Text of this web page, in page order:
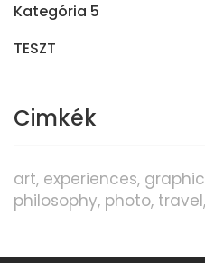
Kategória 5
TESZT
Cimkék
art experiences graphic
philosophy photo travel